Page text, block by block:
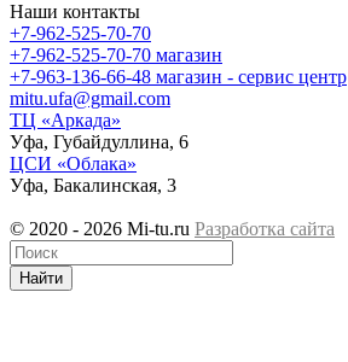
Наши контакты
+7-962-525-70-70
+7-962-525-70-70 магазин
+7-963-136-66-48 магазин - сервис центр
mitu.ufa@gmail.com
ТЦ «Аркада»
Уфа, Губайдуллина, 6
ЦСИ «Облака»
Уфа, Бакалинская, 3
© 2020 - 2026 Mi-tu.ru Разработка сайта
Найти